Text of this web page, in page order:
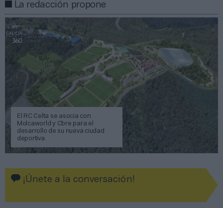
La redacción propone
El RC Celta se asocia con
Molcaworld y Cbre para el
desarrollo de su nueva ciudad
deportiva
¡Únete a la conversación!